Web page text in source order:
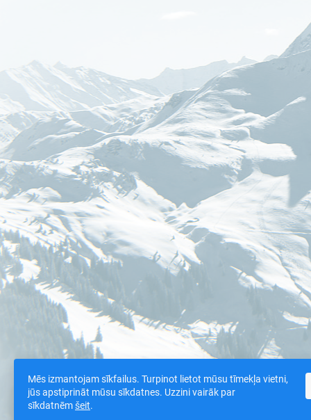
Mēs izmantojam sīkfailus. Turpinot lietot mūsu tīmekļa vietni,
jūs apstiprināt mūsu sīkdatnes. Uzzini vairāk par
sīkdatnēmšeit.